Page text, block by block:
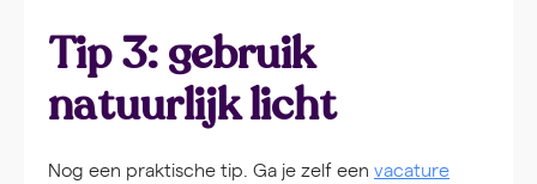
Tip 3: gebruik
natuurlijk licht
Nog een praktische tip. Ga je zelf een vacature